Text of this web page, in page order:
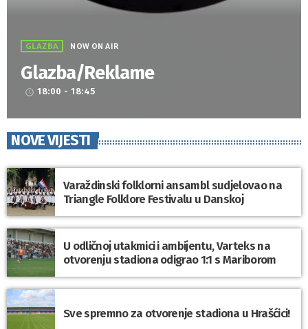
GLAZBA NOW ON AIR
Glazba/Reklame
access_time 18:00 - 18:45
NOVE VIJESTI
Varaždinski folklorni ansambl sudjelovao na
Triangle Folklore Festivalu u Danskoj
U odličnoj utakmici i ambijentu, Varteks na
otvorenju stadiona odigrao 1:1 s Mariborom
Sve spremno za otvorenje stadiona u Hrašćici!